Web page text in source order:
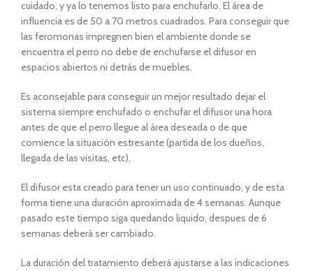
cuidado, y ya lo tenemos listo para enchufarlo. El área de
influencia es de 50 a 70 metros cuadrados. Para conseguir que
las feromonas impregnen bien el ambiente donde se
encuentra el perro no debe de enchufarse el difusor en
espacios abiertos ni detrás de muebles.
Es aconsejable para conseguir un mejor resultado dejar el
sistema siempre enchufado o enchufar el difusor una hora
antes de que el perro llegue al área deseada o de que
comience la situación estresante (partida de los dueños,
llegada de las visitas, etc).
El difusor esta creado para tener un uso continuado, y de esta
forma tiene una duración aproximada de 4 semanas. Aunque
pasado este tiempo siga quedando liquido, despues de 6
semanas deberá ser cambiado.
La duración del tratamiento deberá ajustarse a las indicaciones